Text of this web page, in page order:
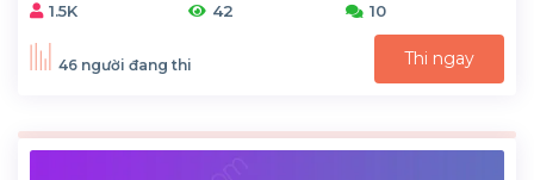
1.5K 42 10
46 người đang thi Thi ngay